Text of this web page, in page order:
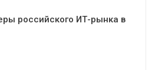
российского ИТ-рынка в